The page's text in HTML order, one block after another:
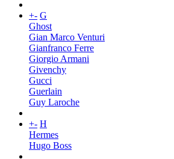
+- G
Ghost
Gian Marco Venturi
Gianfranco Ferre
Giorgio Armani
Givenchy
Gucci
Guerlain
Guy Laroche
+- H
Hermes
Hugo Boss